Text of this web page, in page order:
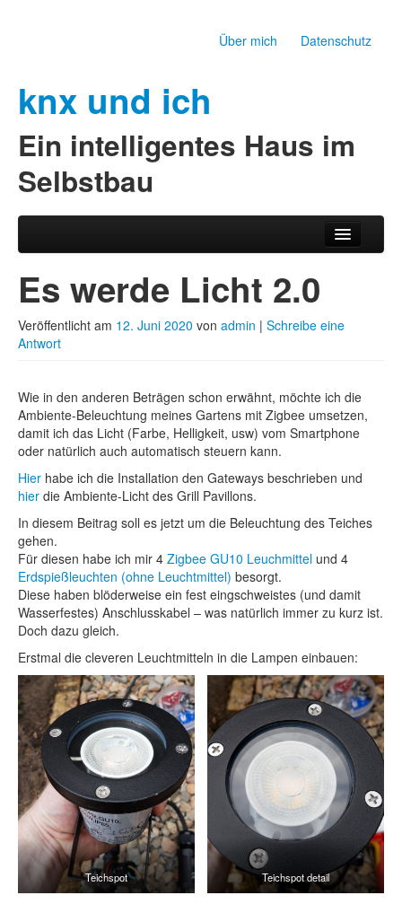
Über mich Datenschutz
knx und ich
Ein intelligentes Haus im
Selbstbau
Hauptmenü
Es werde Licht 2.0
Veröffentlicht am 12. Juni 2020 von admin | Schreibe eine
Antwort
Wie in den anderen Beträgen schon erwähnt, möchte ich die
Ambiente-Beleuchtung meines Gartens mit Zigbee umsetzen,
damit ich das Licht (Farbe, Helligkeit, usw) vom Smartphone
oder natürlich auch automatisch steuern kann.
Hier habe ich die Installation den Gateways beschrieben und
hier die Ambiente-Licht des Grill Pavillons.
In diesem Beitrag soll es jetzt um die Beleuchtung des Teiches
gehen.
Für diesen habe ich mir 4 Zigbee GU10 Leuchmittel und 4
Erdspießleuchten (ohne Leuchtmittel) besorgt.
Diese haben blöderweise ein fest eingschweistes (und damit
Wasserfestes) Anschlusskabel – was natürlich immer zu kurz ist.
Doch dazu gleich.
Erstmal die cleveren Leuchtmitteln in die Lampen einbauen:
Teichspot Teichspot detail